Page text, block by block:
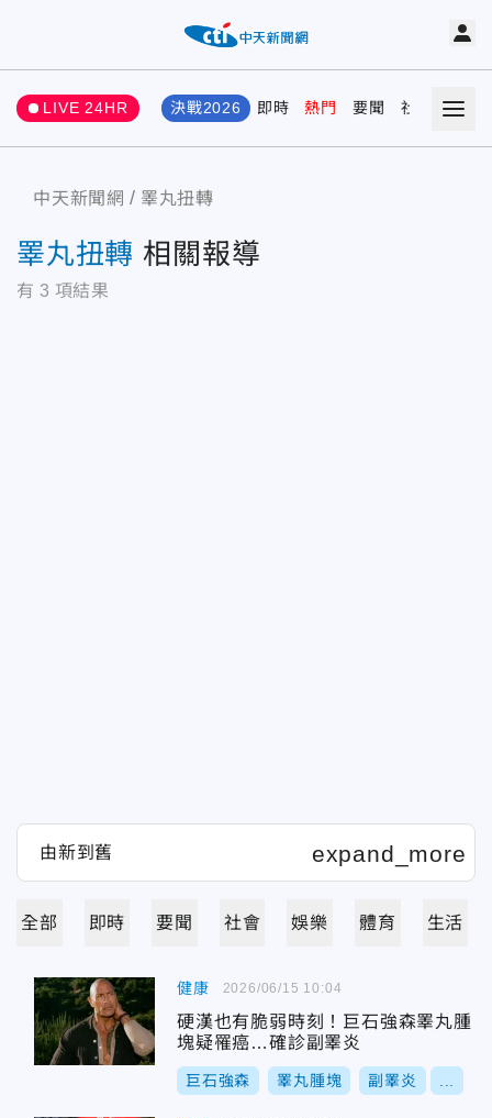
LIVE 24HR 決戰2026 即時 熱門 要聞 社會 娛樂
中天新聞網 睪丸扭轉
睪丸扭轉 相關報導
有 3 項結果
全部 即時 要聞 社會 娛樂 體育 生活
健康
硬漢也有脆弱時刻！巨石強森睪丸腫
塊疑罹癌…確診副睪炎
巨石強森 睪丸腫塊 副睪炎
2026/06/15 10:04